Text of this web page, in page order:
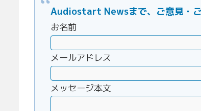
Audiostart Newsまで、ご意見・ご
お名前
メールアドレス
メッセージ本文